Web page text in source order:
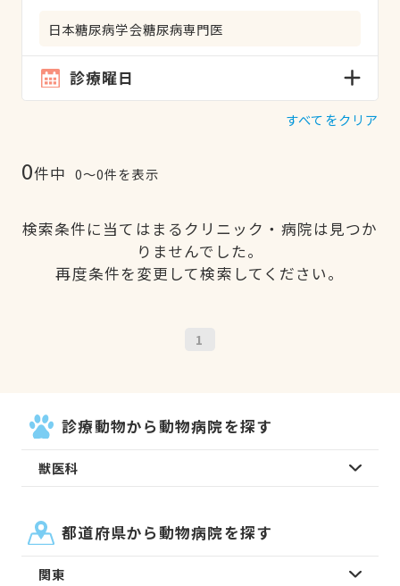
日本糖尿病学会糖尿病専門医
診療曜日
すべてをクリア
0件中 0〜0件を表示
検索条件に当てはまるクリニック・病院は見つか
りませんでした。
再度条件を変更して検索してください。
1
診療動物から動物病院を探す
獣医科
都道府県から動物病院を探す
関東